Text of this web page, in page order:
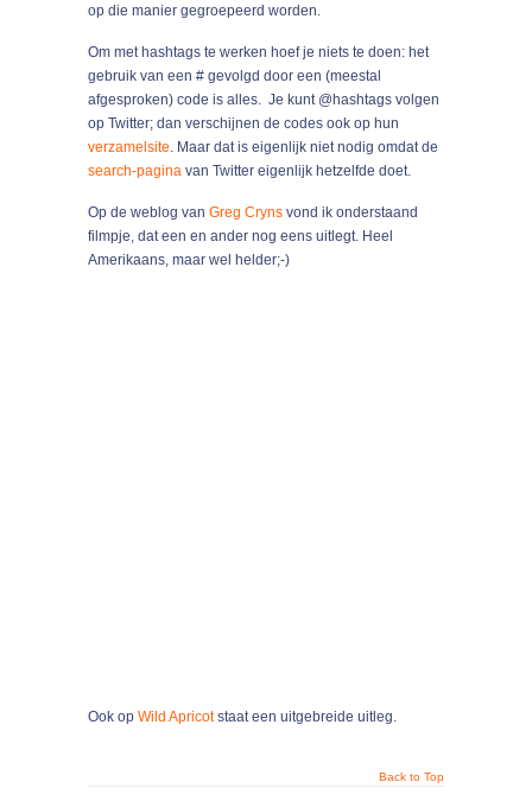
op die manier gegroepeerd worden.
Om met hashtags te werken hoef je niets te doen: het
gebruik van een # gevolgd door een (meestal
afgesproken) code is alles. Je kunt @hashtags volgen
op Twitter; dan verschijnen de codes ook op hun
verzamelsite. Maar dat is eigenlijk niet nodig omdat de
search-pagina van Twitter eigenlijk hetzelfde doet.
Op de weblog van Greg Cryns vond ik onderstaand
filmpje, dat een en ander nog eens uitlegt. Heel
Amerikaans, maar wel helder;-)
Ook op Wild Apricotstaat een uitgebreide uitleg.
Back to Top